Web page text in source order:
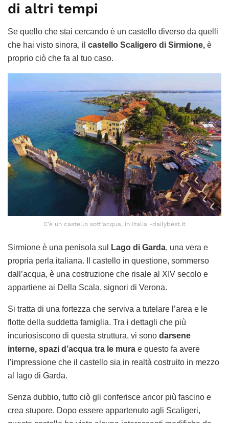
di altri tempi
Se quello che stai cercando è un castello diverso da quelli
che hai visto sinora, il castello Scaligero di Sirmione, è
proprio ciò che fa al tuo caso.
C’è un castello sott’acqua, in Italia -dailybest.it
Sirmione è una penisola sul Lago di Garda, una vera e
propria perla italiana. Il castello in questione, sommerso
dall’acqua, è una costruzione che risale al XIV secolo e
appartiene ai Della Scala, signori di Verona.
Si tratta di una fortezza che serviva a tutelare l’area e le
flotte della suddetta famiglia. Tra i dettagli che più
incuriosiscono di questa struttura, vi sono darsene
interne, spazi d’acqua tra le mura e questo fa avere
l’impressione che il castello sia in realtà costruito in mezzo
al lago di Garda.
Senza dubbio, tutto ciò gli conferisce ancor più fascino e
crea stupore. Dopo essere appartenuto agli Scaligeri,